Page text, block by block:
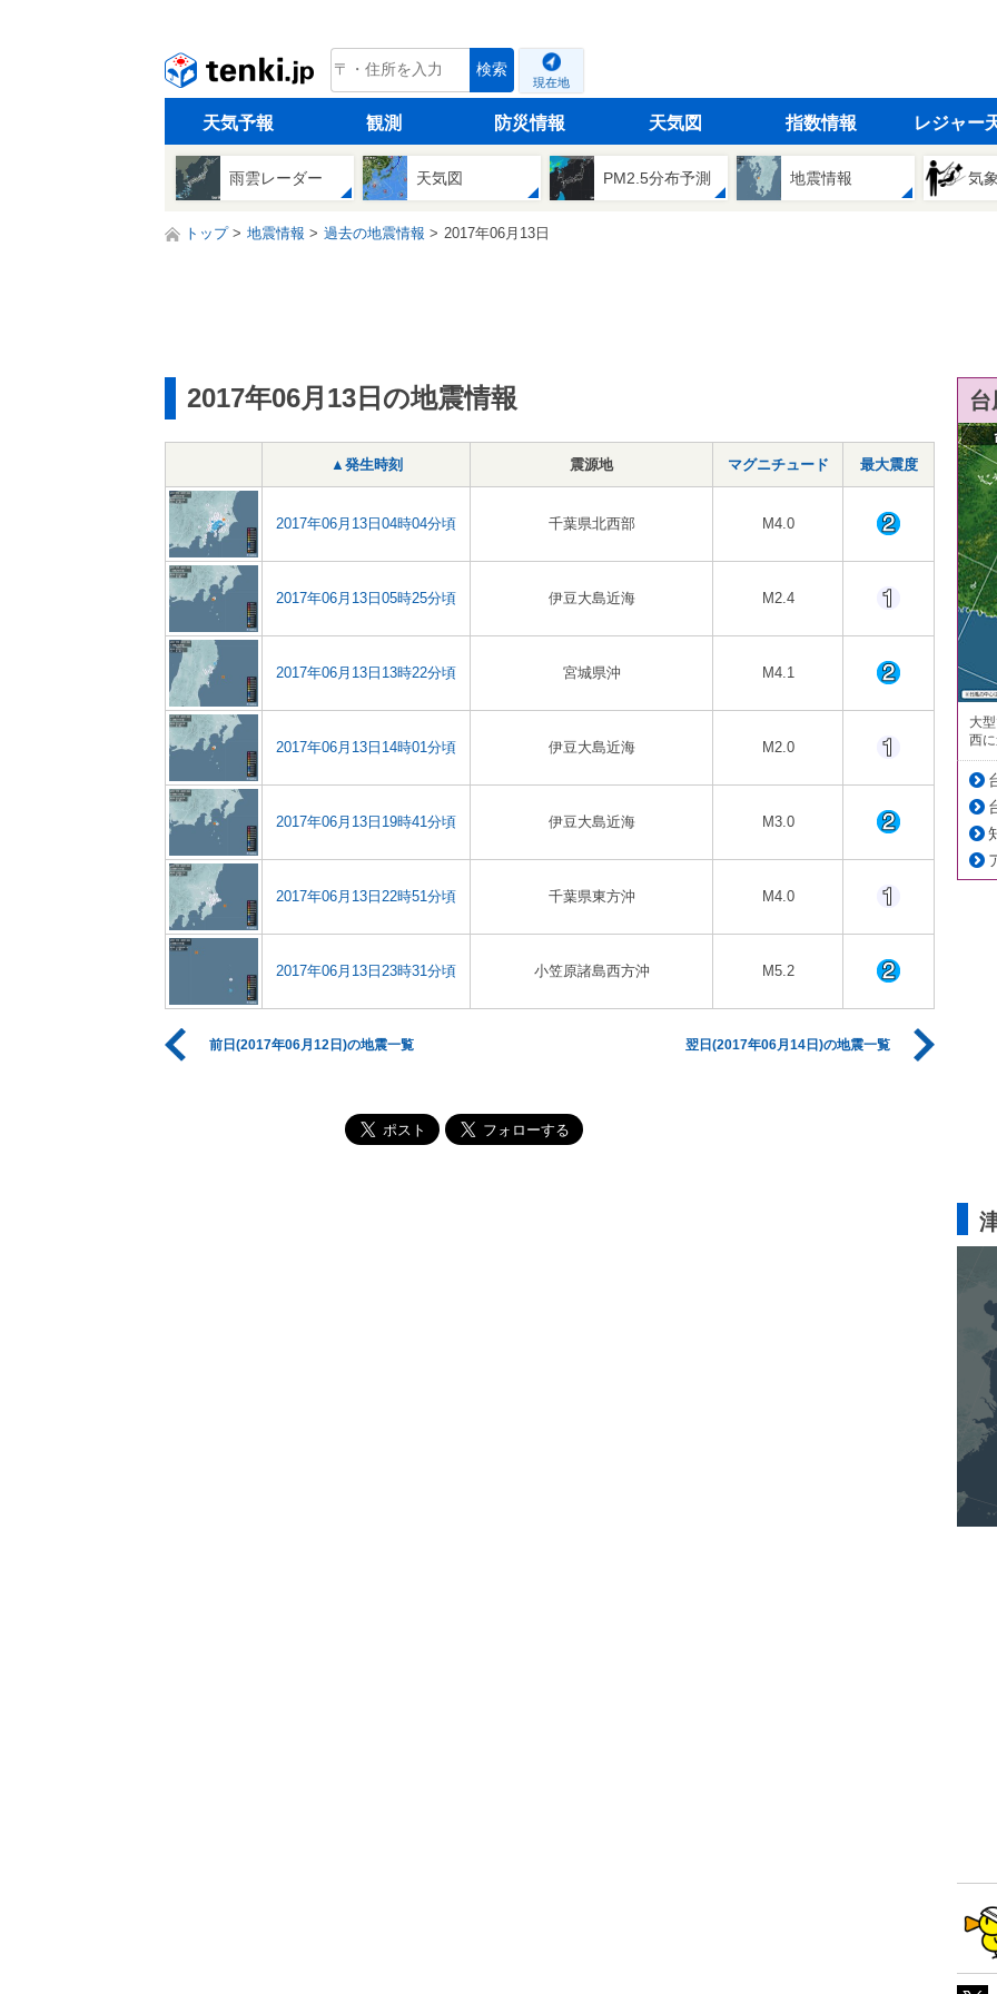
tenki.jp 検索
現在地
天気予報 観測 防災情報 天気図 指数情報 レジャー
雨雲レーダー 天気図 PM2.5分布予測 地震情報 気
トップ 地震情報 過去の地震情報 2017年06月13日
2017年06月13日の地震情報
▲発生時刻 震源地 マグニチュード 最大震度
2017年06月13日04時04分頃 千葉県北西部 M4.0
2017年06月13日05時25分頃 伊豆大島近海 M2.4
2017年06月13日13時22分頃 宮城県沖 M4.1
2017年06月13日14時01分頃 伊豆大島近海 M2.0
2017年06月13日19時41分頃 伊豆大島近海 M3.0
2017年06月13日22時51分頃 千葉県東方沖 M4.0
2017年06月13日23時31分頃 小笠原諸島西方沖 M5.2
前日(2017年06月12日)の地震一覧 翌日(2017年06月14日)の地震一覧
大
西